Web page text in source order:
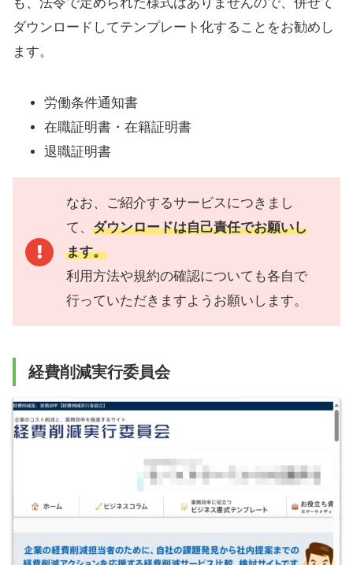
ダウンロードしてテンプレート化することをお勧めし
ます。
労働条件通知書
在職証明書・在籍証明書
退職証明書
なお、ご紹介するサービスにつきまし
て、 ダウンロードは自己責任でお願いし
ます。
利用方法や規約の確認についても各自で
行っていただきますようお願いします。
経費削減実行委員会